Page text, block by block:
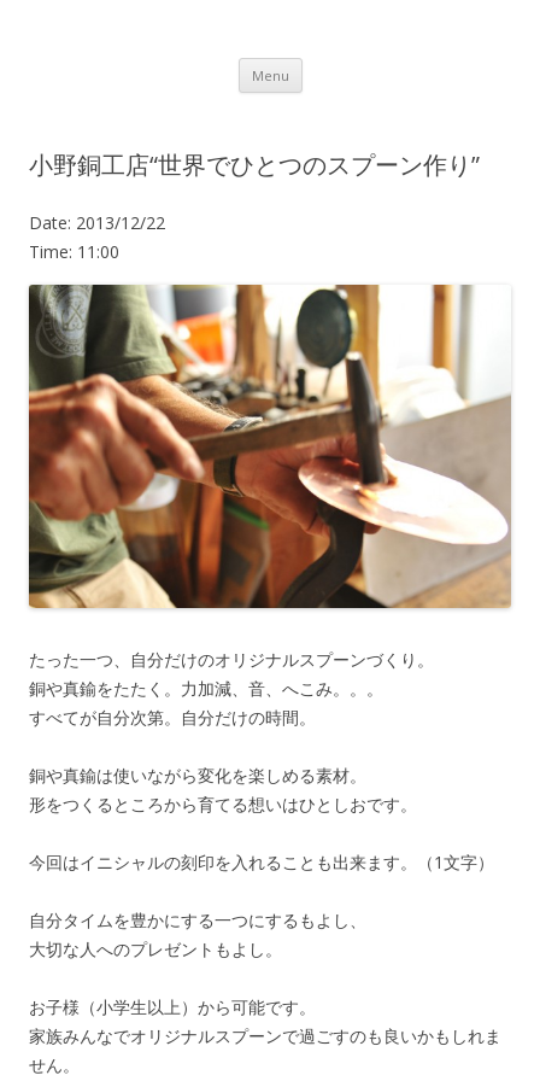
Menu Skip to content
小野銅工店“世界でひとつのスプーン作り”
Date: 2013/12/22
Time: 11:00
たった一つ、自分だけのオリジナルスプーンづくり。
銅や真鍮をたたく。力加減、音、へこみ。。。
すべてが自分次第。自分だけの時間。
銅や真鍮は使いながら変化を楽しめる素材。
形をつくるところから育てる想いはひとしおです。
今回はイニシャルの刻印を入れることも出来ます。（1文字）
自分タイムを豊かにする一つにするもよし、
大切な人へのプレゼントもよし。
お子様（小学生以上）から可能です。
家族みんなでオリジナルスプーンで過ごすのも良いかもしれま
せん。